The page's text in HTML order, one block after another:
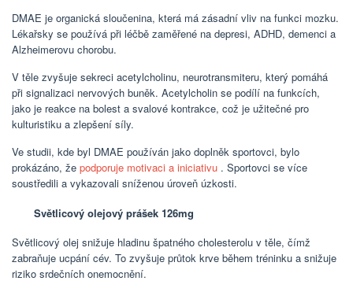
DMAE je organická sloučenina, která má zásadní vliv na funkci mozku.
Lékařsky se používá při léčbě zaměřené na depresi, ADHD, demenci a
Alzheimerovu chorobu.
V těle zvyšuje sekreci acetylcholinu, neurotransmiteru, který pomáhá
při signalizaci nervových buněk. Acetylcholin se podílí na funkcích,
jako je reakce na bolest a svalové kontrakce, což je užitečné pro
kulturistiku a zlepšení síly.
Ve studii, kde byl DMAE používán jako doplněk sportovci, bylo
prokázáno, že podporuje motivaci a iniciativu . Sportovci se více
soustředili a vykazovali sníženou úroveň úzkosti.
Světlicový olejový prášek 126mg
Světlicový olej snižuje hladinu špatného cholesterolu v těle, čímž
zabraňuje ucpání cév. To zvyšuje průtok krve během tréninku a snižuje
riziko srdečních onemocnění.